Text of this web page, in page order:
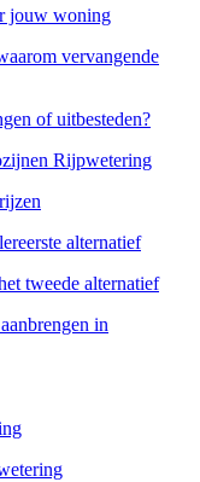
jouw woning
vervangende
of uitbesteden?
Rijpwetering
alternatief
tweede alternatief
in